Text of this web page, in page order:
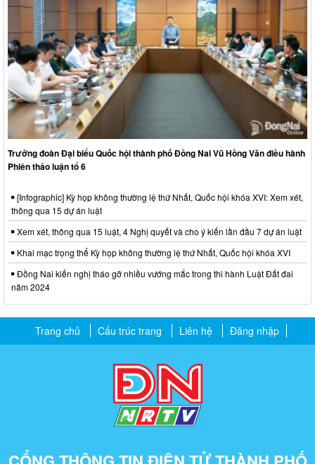
Trưởng đoàn Đại biểu Quốc hội thành phố Đồng Nai Vũ Hồng Văn điều hành
Phiên thảo luận tổ 6
[Infographic] Kỳ họp không thường lệ thứ Nhất, Quốc hội khóa XVI: Xem xét,
thông qua 15 dự án luật
Xem xét, thông qua 15 luật, 4 Nghị quyết và cho ý kiến lần đầu 7 dự án luật
Khai mạc trọng thể Kỳ họp không thường lệ thứ Nhất, Quốc hội khóa XVI
Đồng Nai kiến nghị tháo gỡ nhiều vướng mắc trong thi hành Luật Đất đai
năm 2024
Trang chủ Cấu trúc trang Liên hệ Đăng nhập